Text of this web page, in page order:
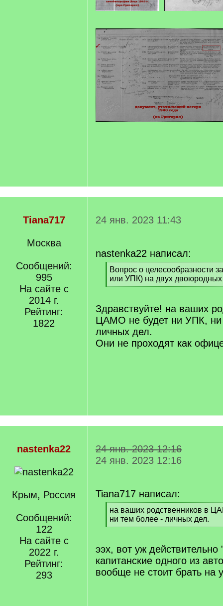
Tiana717
Москва
Сообщений:
995
На сайте с
2014 г.
Рейтинг:
1822
24 янв. 2023 11:43
nastenka22 написал:
[
q
]
Вопрос о целесообразности
или УПК) на двух двоюродных
[
q
]
Здравствуйте! на ваших
ЦАМО не будет ни УПК, ни
личных дел.
Они не проходят как
nastenka22
Крым, Россия
Сообщений:
122
На сайте с
2022 г.
Рейтинг:
293
24 янв. 2023 12:16
24 янв. 2023 12:16
Tiana717 написал:
[
q
]
на ваших родственников в
ни тем более - личных дел.
[
q
]
ээх, вот уж
капитанские одного из
вообще не стоит брать на